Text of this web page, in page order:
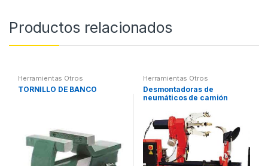
Productos relacionados
Herramientas Otros
TORNILLO DE BANCO
Herramientas Otros
Desmontadoras de
neumáticos de camión